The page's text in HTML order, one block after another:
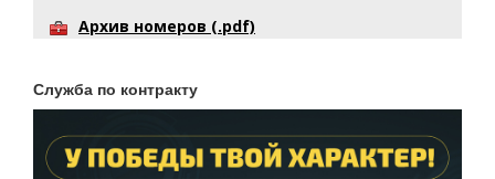
Архив номеров (.pdf)
Служба по контракту